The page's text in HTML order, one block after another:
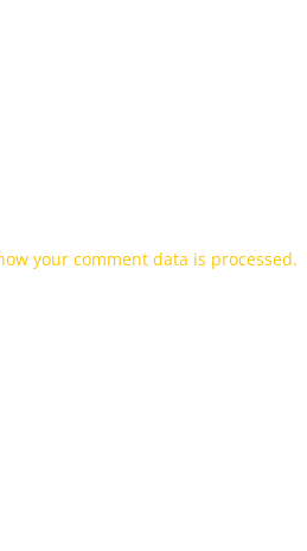
your comment data is processed.